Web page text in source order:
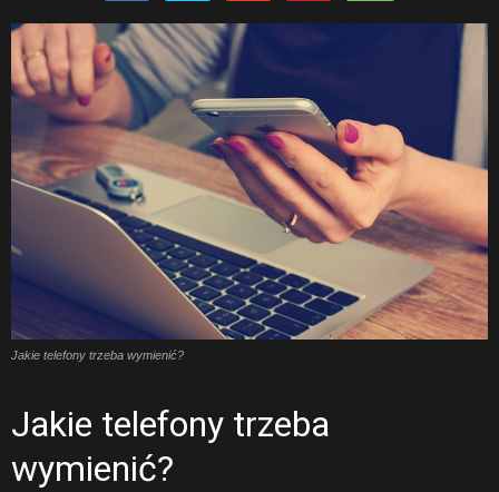
Jakie telefony trzeba wymienić?
Jakie telefony trzeba
wymienić?